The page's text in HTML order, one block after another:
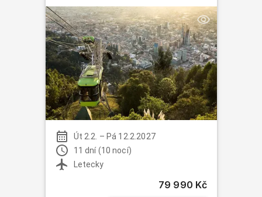
Út 2.2. – Pá 12.2.2027
11 dní (10 nocí)
Letecky
79 990 Kč